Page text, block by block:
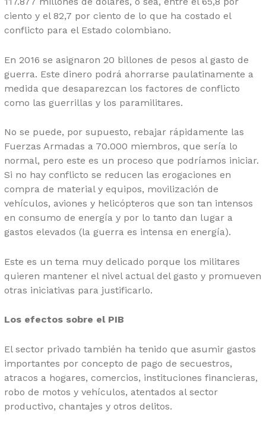
ciento y el 82,7 por ciento de lo que ha costado el
conflicto para el Estado colombiano.
En 2016 se asignaron 20 billones de pesos al gasto de
guerra. Este dinero podrá ahorrarse paulatinamente a
medida que desaparezcan los factores de conflicto
como las guerrillas y los paramilitares.
No se puede, por supuesto, rebajar rápidamente las
Fuerzas Armadas a 70.000 miembros, que sería lo
normal, pero este es un proceso que podríamos iniciar.
Si no hay conflicto se reducen las erogaciones en
compra de material y equipos, movilización de
vehículos, aviones y helicópteros que son tan intensos
en consumo de energía y por lo tanto dan lugar a
gastos elevados (la guerra es intensa en energía).
Este es un tema muy delicado porque los militares
quieren mantener el nivel actual del gasto y promueven
otras iniciativas para justificarlo.
Los efectos sobre el PIB
El sector privado también ha tenido que asumir gastos
importantes por concepto de pago de secuestros,
atracos a hogares, comercios, instituciones financieras,
robo de motos y vehículos, atentados al sector
productivo, chantajes y otros delitos.